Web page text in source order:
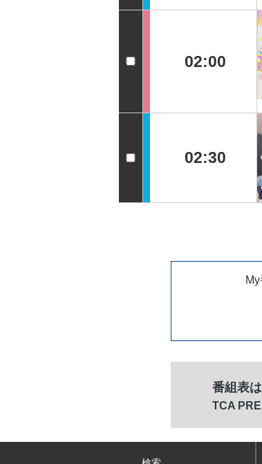
02:00
02:30
番組表は
TCA